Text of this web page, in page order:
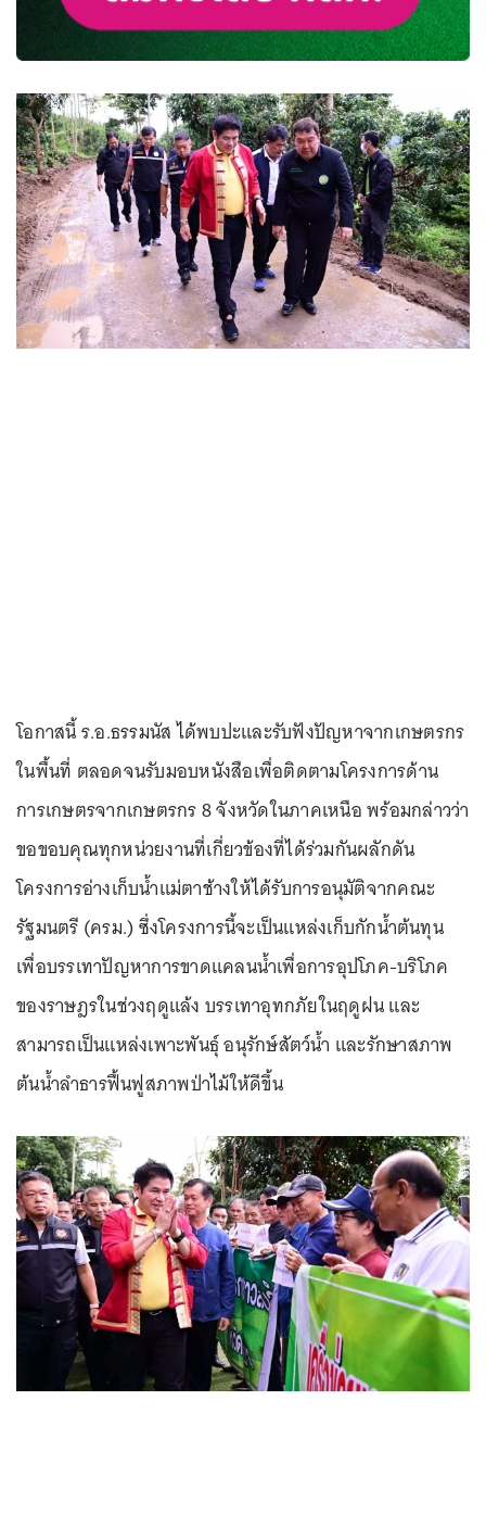
โอกาสนี้ ร.อ.ธรรมนัส ได้พบปะและรับฟังปัญหาจากเกษตรกร
ในพื้นที่ ตลอดจนรับมอบหนังสือเพื่อติดตามโครงการด้าน
การเกษตรจากเกษตรกร 8 จังหวัดในภาคเหนือ พร้อมกล่าวว่า
ขอขอบคุณทุกหน่วยงานที่เกี่ยวข้องที่ได้ร่วมกันผลักดัน
โครงการอ่างเก็บน้ำแม่ตาช้างให้ได้รับการอนุมัติจากคณะ
รัฐมนตรี (ครม.) ซึ่งโครงการนี้จะเป็นแหล่งเก็บกักน้ำต้นทุน
เพื่อบรรเทาปัญหาการขาดแคลนน้ำเพื่อการอุปโภค-บริโภค
ของราษฎรในช่วงฤดูแล้ง บรรเทาอุทกภัยในฤดูฝน และ
สามารถเป็นแหล่งเพาะพันธุ์ อนุรักษ์สัตว์น้ำ และรักษาสภาพ
ต้นน้ำลำธารฟื้นฟูสภาพป่าไม้ให้ดีขึ้น